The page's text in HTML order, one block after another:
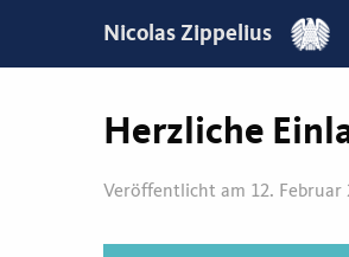
Nicolas Zippelius
Herzliche
Veröffentlicht am 12. Februar